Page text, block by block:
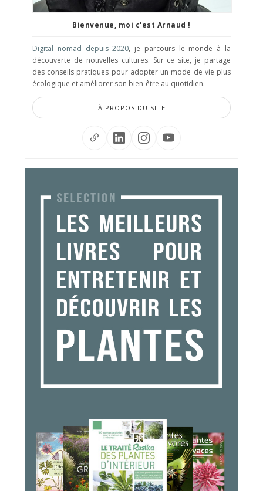
Bienvenue, moi c'est Arnaud !
Digital nomad depuis 2020, je parcours le monde à la
découverte de nouvelles cultures. Sur ce site, je partage
des conseils pratiques pour adopter un mode de vie plus
écologique et améliorer son bien-être au quotidien.
À PROPOS DU SITE